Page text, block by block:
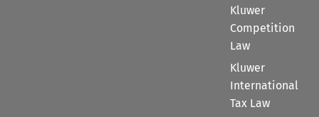
Kluwer
Competition
Law
Kluwer
International
Tax Law